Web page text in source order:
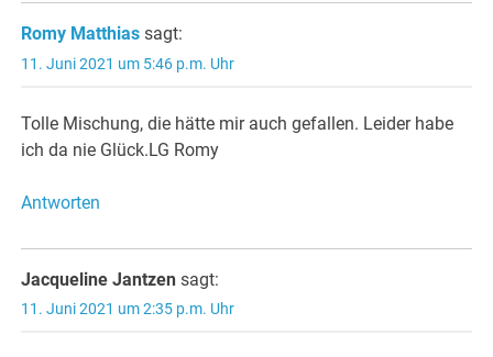
Romy Matthias sagt:
11. Juni 2021 um 5:46 p.m. Uhr
Tolle Mischung, die hätte mir auch gefallen. Leider habe
ich da nie Glück.LG Romy
Antworten
Jacqueline Jantzen sagt:
11. Juni 2021 um 2:35 p.m. Uhr